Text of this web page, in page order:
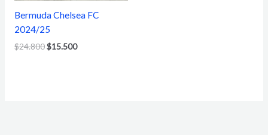
Bermuda Chelsea FC
2024/25
$24.800$15.500